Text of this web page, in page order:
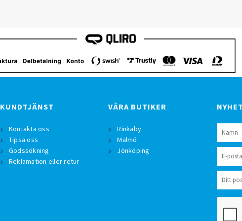
KUNDTJÄNST
Kontakta oss
Tipsa oss
Godssökning
Reklamation eller retur
VÅRA BUTIKER
Rinkaby
Malmö
Jönköping